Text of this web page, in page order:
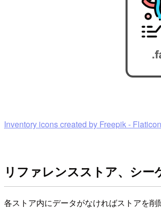
Inventory icons created by Freepik - Flaticon
リファレンスストア、シ
各ストア内にデータがなければストアを